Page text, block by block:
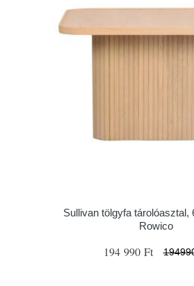
Sullivan tölgyfa tárolóasztal,
Rowico
194 990 Ft